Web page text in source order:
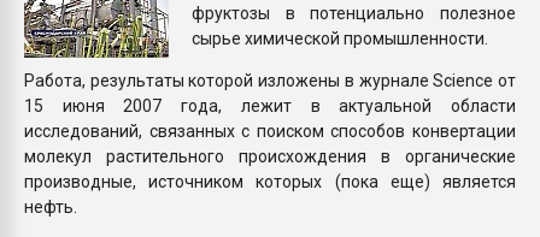
ПЕРЕЙТИ НА
фруктозы в потенциально полезное
сырье химической промышленности.
Работа, результаты которой изложены в журнале Science от
15 июня 2007 года, лежит в актуальной области
исследований, связанных с поиском способов конвертации
молекул растительного происхождения в органические
производные, источником которых (пока еще) является
нефть.